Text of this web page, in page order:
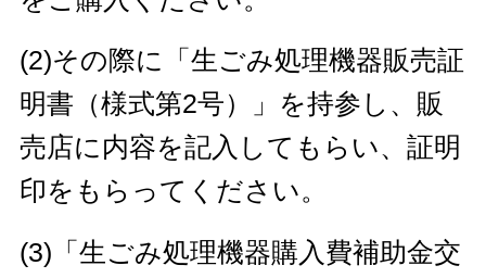
(2)その際に「生ごみ処理機器販売証
明書（様式第2号）」を持参し、販
売店に内容を記入してもらい、証明
印をもらってください。
(3)「生ごみ処理機器購入費補助金交